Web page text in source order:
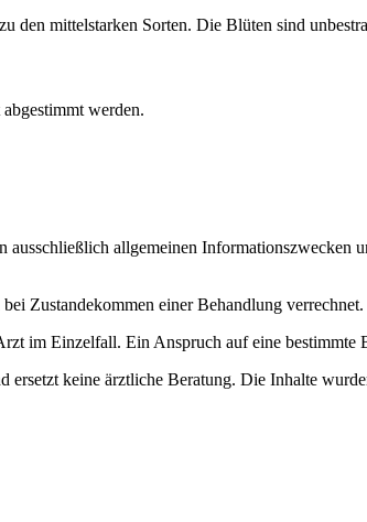
mittelstarken Sorten. Die Blüten sind
werden.
ausschließlich allgemeinen
Zustandekommen einer Behandlung
im Einzelfall. Ein Anspruch auf eine bestimmte
ersetzt keine ärztliche Beratung. Die Inhalte